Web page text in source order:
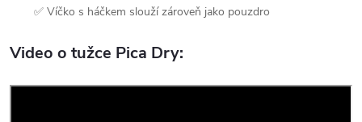
✅ Víčko s háčkem slouží zároveň jako pouzdro
Video o tužce Pica Dry: